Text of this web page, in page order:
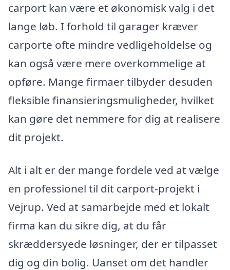
carport kan være et økonomisk valg i det
lange løb. I forhold til garager kræver
carporte ofte mindre vedligeholdelse og
kan også være mere overkommelige at
opføre. Mange firmaer tilbyder desuden
fleksible finansieringsmuligheder, hvilket
kan gøre det nemmere for dig at realisere
dit projekt.
Alt i alt er der mange fordele ved at vælge
en professionel til dit carport-projekt i
Vejrup. Ved at samarbejde med et lokalt
firma kan du sikre dig, at du får
skræddersyede løsninger, der er tilpasset
dig og din bolig. Uanset om det handler